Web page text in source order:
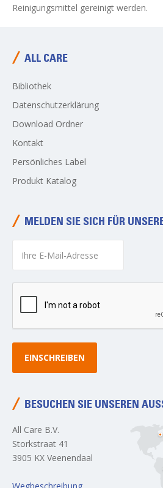
Disclaimer
Newsletter abonnieren
Reinigungsmittel gereinigt werden.
ALL CARE
Bibliothek
Datenschutzerklärung
Download Ordner
Kontakt
Persönliches Label
Produkt Katalog
MELDEN SIE SICH FÜR
EINSCHREIBEN
BESUCHEN SIE UNSEREN
All Care B.V.
Storkstraat 41
3905 KX Veenendaal